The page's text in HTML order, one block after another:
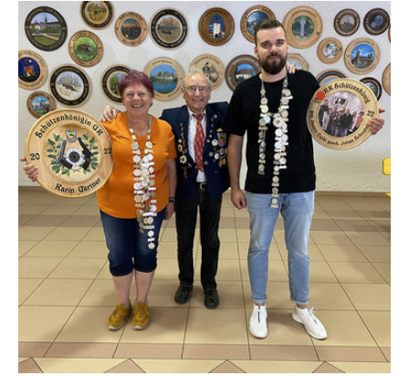
Show larger version